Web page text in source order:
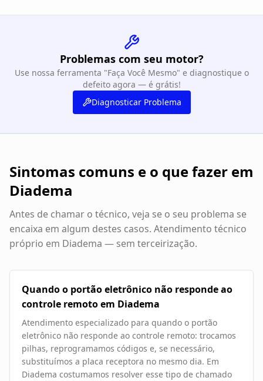
Problemas com seu motor?
Use nossa ferramenta "Faça Você Mesmo" e diagnostique o
defeito agora — é grátis!
Diagnosticar Problema
Sintomas comuns e o que fazer em
Diadema
Antes de chamar o técnico, veja se o seu problema se
encaixa em algum destes casos. Atendimento técnico
próprio em Diadema — sem terceirização.
Quando o portão eletrônico não responde ao
controle remoto em Diadema
Atendimento especializado para quando o portão
eletrônico não responde ao controle remoto: trocamos
pilhas, reprogramamos códigos e, se necessário,
substituímos a placa receptora no mesmo dia. Em
Diadema costumamos resolver esse tipo de chamado